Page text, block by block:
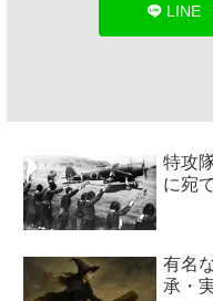
LINE
特攻
に宛
有名
承・